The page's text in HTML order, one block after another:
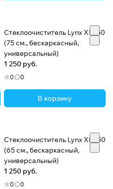
Стеклоочиститель Lynx XF750
(75 см., бескаркасный,
универсальный)
1 250 руб.
0 0
В корзину
Стеклоочиститель Lynx XF650
(65 см., бескаркасный,
универсальный)
1 250 руб.
0 0